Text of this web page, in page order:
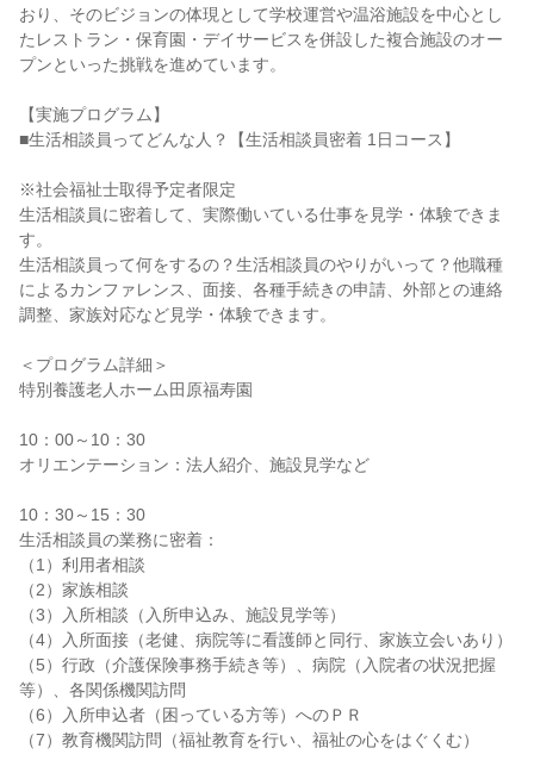
おり、そのビジョンの体現として学校運営や温浴施設を中心とし
たレストラン・保育園・デイサービスを併設した複合施設のオー
プンといった挑戦を進めています。
【実施プログラム】
■生活相談員ってどんな人？【生活相談員密着 1日コース】
※社会福祉士取得予定者限定
生活相談員に密着して、実際働いている仕事を見学・体験できま
す。
生活相談員って何をするの？生活相談員のやりがいって？他職種
によるカンファレンス、面接、各種手続きの申請、外部との連絡
調整、家族対応など見学・体験できます。
＜プログラム詳細＞
特別養護老人ホーム田原福寿園
10：00～10：30
オリエンテーション：法人紹介、施設見学など
10：30～15：30
生活相談員の業務に密着：
（1）利用者相談
（2）家族相談
（3）入所相談（入所申込み、施設見学等）
（4）入所面接（老健、病院等に看護師と同行、家族立会いあり）
（5）行政（介護保険事務手続き等）、病院（入院者の状況把握
等）、各関係機関訪問
（6）入所申込者（困っている方等）へのＰＲ
（7）教育機関訪問（福祉教育を行い、福祉の心をはぐくむ）